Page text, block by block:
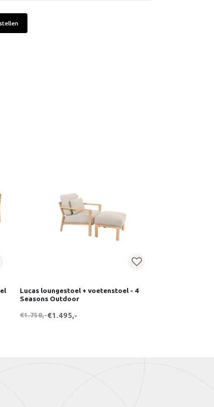
Lucas loungestoel + voetenstoel - 4
Seasons Outdoor
€1.758,-€1.495,-